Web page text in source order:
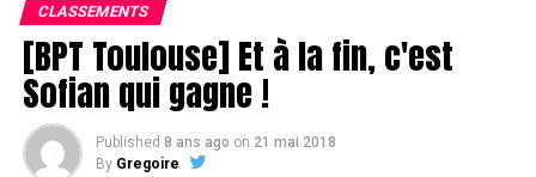
CLASSEMENTS
[BPT Toulouse] Et à la fin, c'est
Sofian qui gagne !
Published 8 ans ago on 21 mai 2018
By Gregoire